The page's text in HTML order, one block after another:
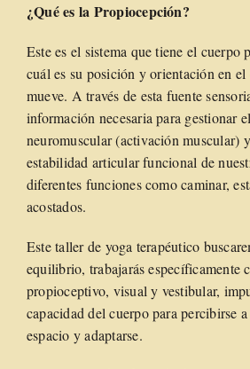
¿Qué es la Propiocepción?
Este es el sistema que tiene el cuerpo
cuál es su posición y orientación en el
mueve. A través de esta fuente
información necesaria para gestionar
neuromuscular (activación muscular)
estabilidad articular funcional de
diferentes funciones como caminar,
acostados.
Este taller de yoga terapéutico
equilibrio, trabajarás específicamente
propioceptivo, visual y vestibular,
capacidad del cuerpo para percibirse
espacio y adaptarse.